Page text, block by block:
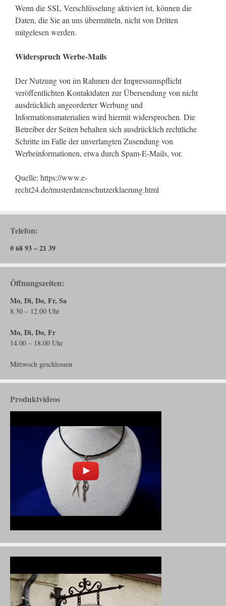
Wenn die SSL Verschlüsselung aktiviert ist, können die
Daten, die Sie an uns übermitteln, nicht von Dritten
mitgelesen werden.
Widerspruch Werbe-Mails
Der Nutzung von im Rahmen der Impressumspflicht
veröffentlichten Kontaktdaten zur Übersendung von nicht
ausdrücklich angeorderter Werbung und
Informationsmaterialien wird hiermit widersprochen. Die
Betreiber der Seiten behalten sich ausdrücklich rechtliche
Schritte im Falle der unverlangten Zusendung von
Werbeinformationen, etwa durch Spam-E-Mails, vor.
Quelle: https://www.e-
recht24.de/musterdatenschutzerklaerung.html
Telefon:
0 68 93 – 21 39
Öffnungszeiten:
Mo, Di, Do, Fr, Sa
8.30 – 12.00 Uhr
Mo, Di, Do, Fr
14.00 – 18.00 Uhr
Mittwoch geschlossen
Produktvideos